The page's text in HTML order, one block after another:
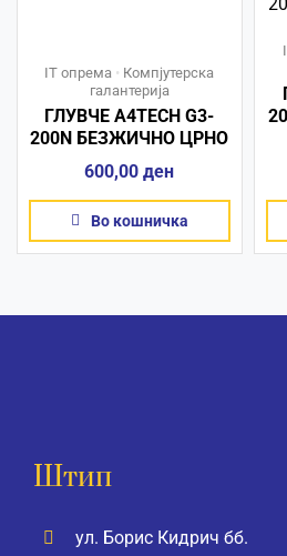
IT опрема • Компјутерска
галантерија
ГЛУВЧЕ A4TECH G3-
200N БЕЗЖИЧНО ЦРНО
600,00ден
Во кошничка
Штип
ул. Борис Кидрич бб.